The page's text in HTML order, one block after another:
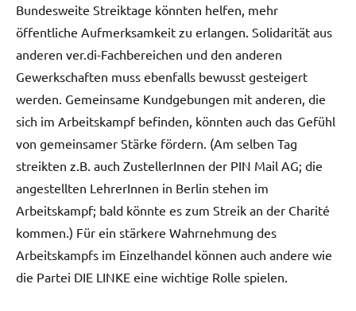
Bundesweite Streiktage könnten helfen, mehr
öffentliche Aufmerksamkeit zu erlangen. Solidarität aus
anderen ver.di-Fachbereichen und den anderen
Gewerkschaften muss ebenfalls bewusst gesteigert
werden. Gemeinsame Kundgebungen mit anderen, die
sich im Arbeitskampf befinden, könnten auch das Gefühl
von gemeinsamer Stärke fördern. (Am selben Tag
streikten z.B. auch ZustellerInnen der PIN Mail AG; die
angestellten LehrerInnen in Berlin stehen im
Arbeitskampf; bald könnte es zum Streik an der Charité
kommen.) Für ein stärkere Wahrnehmung des
Arbeitskampfs im Einzelhandel können auch andere wie
die Partei DIE LINKE eine wichtige Rolle spielen.